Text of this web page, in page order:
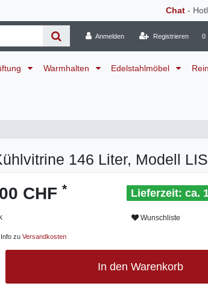
Chat -
Anmelden Registrieren 0
Warmhalten Edelstahlmöbel
146 Liter, Modell
CHF *
zu Versandkosten
ca.
Wunschliste
In den Warenkorb